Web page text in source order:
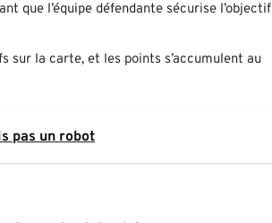
que l’équipe défendante sécurise l’objectif
sur la carte, et les points s’accumulent au
pas un robot